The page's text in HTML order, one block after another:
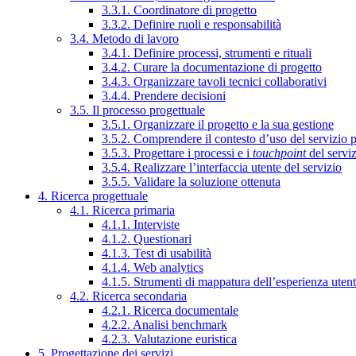
3.3.1. Coordinatore di progetto
3.3.2. Definire ruoli e responsabilità
3.4. Metodo di lavoro
3.4.1. Definire processi, strumenti e rituali
3.4.2. Curare la documentazione di progetto
3.4.3. Organizzare tavoli tecnici collaborativi
3.4.4. Prendere decisioni
3.5. Il processo progettuale
3.5.1. Organizzare il progetto e la sua gestione
3.5.2. Comprendere il contesto d’uso del servizio
3.5.3. Progettare i processi e i touchpointdel
3.5.4. Realizzare l’interfaccia utente del servizio
3.5.5. Validare la soluzione ottenuta
4. Ricerca progettuale
4.1. Ricerca primaria
4.1.1. Interviste
4.1.2. Questionari
4.1.3. Test di usabilità
4.1.4. Web analytics
4.1.5. Strumenti di mappatura dell’esperienza
4.2. Ricerca secondaria
4.2.1. Ricerca documentale
4.2.2. Analisi benchmark
4.2.3. Valutazione euristica
5. Progettazione dei servizi